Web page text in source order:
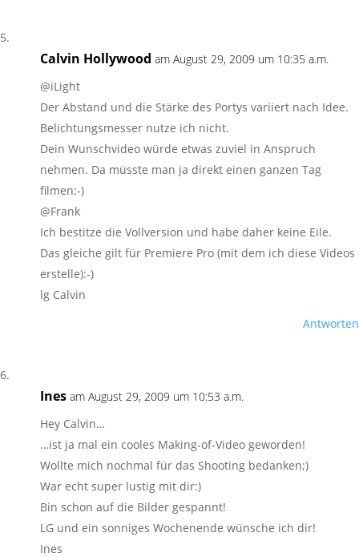
Calvin Hollywood am August 29, 2009 um 10:35 a.m.
@iLight
Der Abstand und die Stärke des Portys variiert nach Idee.
Belichtungsmesser nutze ich nicht.
Dein Wunschvideo würde etwas zuviel in Anspruch
nehmen. Da müsste man ja direkt einen ganzen Tag
filmen:-)
@Frank
Ich bestitze die Vollversion und habe daher keine Eile.
Das gleiche gilt für Premiere Pro (mit dem ich diese Videos
erstelle):-)
lg Calvin
Antworten
Ines am August 29, 2009 um 10:53 a.m.
Hey Calvin…
…ist ja mal ein cooles Making-of-Video geworden!
Wollte mich nochmal für das Shooting bedanken;)
War echt super lustig mit dir:)
Bin schon auf die Bilder gespannt!
LG und ein sonniges Wochenende wünsche ich dir!
Ines